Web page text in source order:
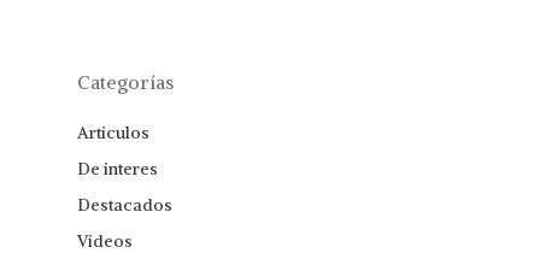
Categorías
Articulos
De interes
Destacados
Videos